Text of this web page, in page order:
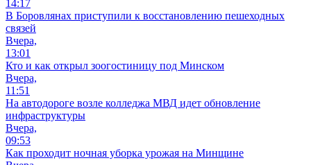
14:17
В Боровлянах приступили к восстановлению пешеходных
связей
Вчера,
13:01
Кто и как открыл зоогостиницу под Минском
Вчера,
11:51
На автодороге возле колледжа МВД идет обновление
инфраструктуры
Вчера,
09:53
Как проходит ночная уборка урожая на Минщине